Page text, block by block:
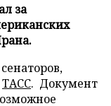
за
ТАСС. Документ